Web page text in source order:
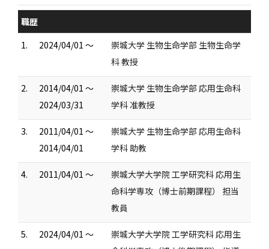
職歴
1.
2024/04/01 ～
崇城大学 生物生命学部 生物生命学
科 教授
2.
2014/04/01 ～
2024/03/31
崇城大学 生物生命学部 応用生命科
学科 准教授
3.
2011/04/01 ～
2014/04/01
崇城大学 生物生命学部 応用生命科
学科 助教
4. 2011/04/01 ～
崇城大学大学院 工学研究科 応用生
命科学専攻（博士前期課程） 担当
教員
5. 2024/04/01 ～
崇城大学大学院 工学研究科 応用生